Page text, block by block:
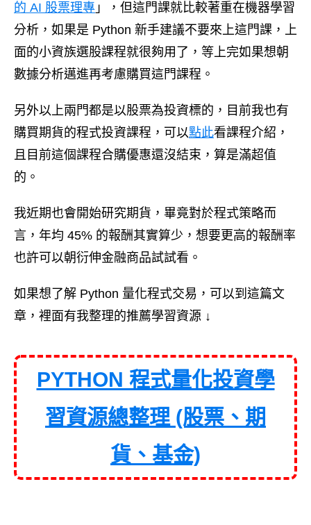
的 AI 股票理專 」，但這門課就比較著重在機器學習
分析，如果是 Python 新手建議不要來上這門課，上
面的小資族選股課程就很夠用了，等上完如果想朝
數據分析邁進再考慮購買這門課程。
另外以上兩門都是以股票為投資標的，目前我也有
購買期貨的程式投資課程，可以點此看課程介紹，
且目前這個課程合購優惠還沒結束，算是滿超值
的。
我近期也會開始研究期貨，畢竟對於程式策略而
言，年均 45% 的報酬其實算少，想要更高的報酬率
也許可以朝衍伸金融商品試試看。
如果想了解 Python 量化程式交易，可以到這篇文
章，裡面有我整理的推薦學習資源 ↓
PYTHON 程式量化投資學
習資源總整理 (股票、期
貨、基金)